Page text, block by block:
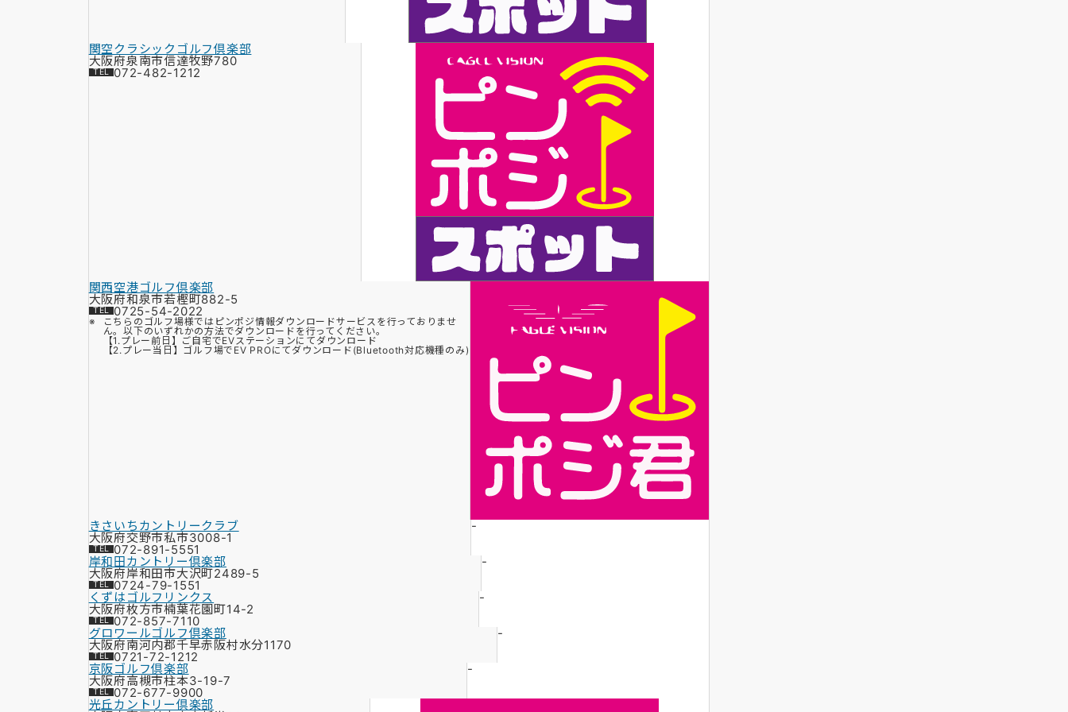
関空クラシックゴルフ倶楽部
大阪府泉南市信達牧野780
072-482-1212
関西空港ゴルフ倶楽部
大阪府和泉市若樫町882-5
0725-54-2022
こちらのゴルフ場様ではピンポジ情報ダウンロードサービスを行っておりませ
ん。以下のいずれかの方法でダウンロードを行ってください。
【1.プレー前日】ご自宅でEVステーションにてダウンロード
【2.プレー当日】ゴルフ場でEV PROにてダウンロード(Bluetooth対応機種のみ)
きさいちカントリークラブ
大阪府交野市私市3008-1
072-891-5551
-
岸和田カントリー倶楽部
大阪府岸和田市大沢町2489-5
0724-79-1551
-
くずはゴルフリンクス
大阪府枚方市楠葉花園町14-2
072-857-7110
-
グロワールゴルフ倶楽部
大阪府南河内郡千早赤阪村水分1170
0721-72-1212
-
京阪ゴルフ倶楽部
大阪府高槻市柱本3-19-7
072-677-9900
-
光丘カントリー倶楽部